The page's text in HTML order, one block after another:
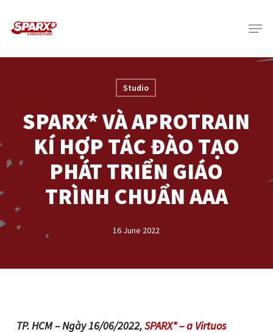
content
Menu
Studio
SPARX* VÀ APROTRAIN
KÍ HỢP TÁC ĐÀO TẠO
PHÁT TRIỂN GIÁO
TRÌNH CHUẨN AAA
16 June 2022
TP. HCM – Ngày 16/06/2022,SPARX* – a Virtuos